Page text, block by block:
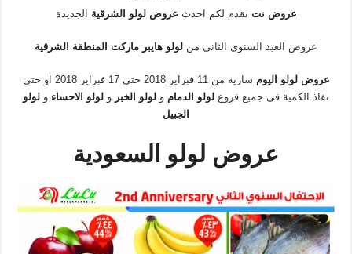
عروض نتتقدم لكم احدث عروض لولو الشرقية الجديدة
عروض العيد السنوى الثانى من لولو هايبر ماركت المنطقة الشرقية
عروض لولو اليوم
سارية من 11 فبراير 2018 حتى 17 فبراير 2018 او حتى
نفاذ الكمية فى جميع فروع لولو الدمام و لولو الخبر و لولو الاحساء و لولو
الجبيل
عروض لولو السعودية